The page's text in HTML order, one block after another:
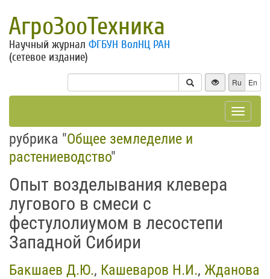
АгроЗооТехника
Научный журнал ФГБУН ВолНЦ РАН
(сетевое издание)
Ru En
Toggle
рубрика "Общее земледелие и
растениеводство"
Опыт возделывания клевера
лугового в смеси с
фестулолиумом в лесостепи
Западной Сибири
Бакшаев Д.Ю., Кашеваров Н.И., Жданова